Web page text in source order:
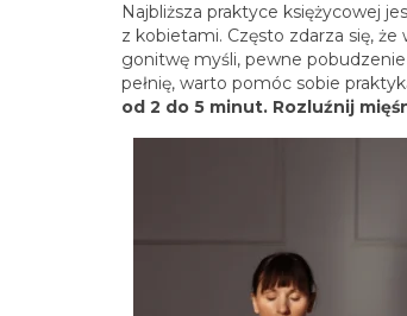
Najbliższa praktyce księżycowej
z kobietami. Często zdarza się,
gonitwę myśli, pewne
pełnię, warto pomóc sobie
od 2 do 5 minut. Rozluźnij